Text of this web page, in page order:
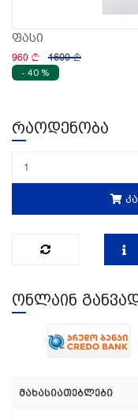
ფასი
960 1600
- 40 %
რაოდენობა
ონლაინ
მახასიათებლები